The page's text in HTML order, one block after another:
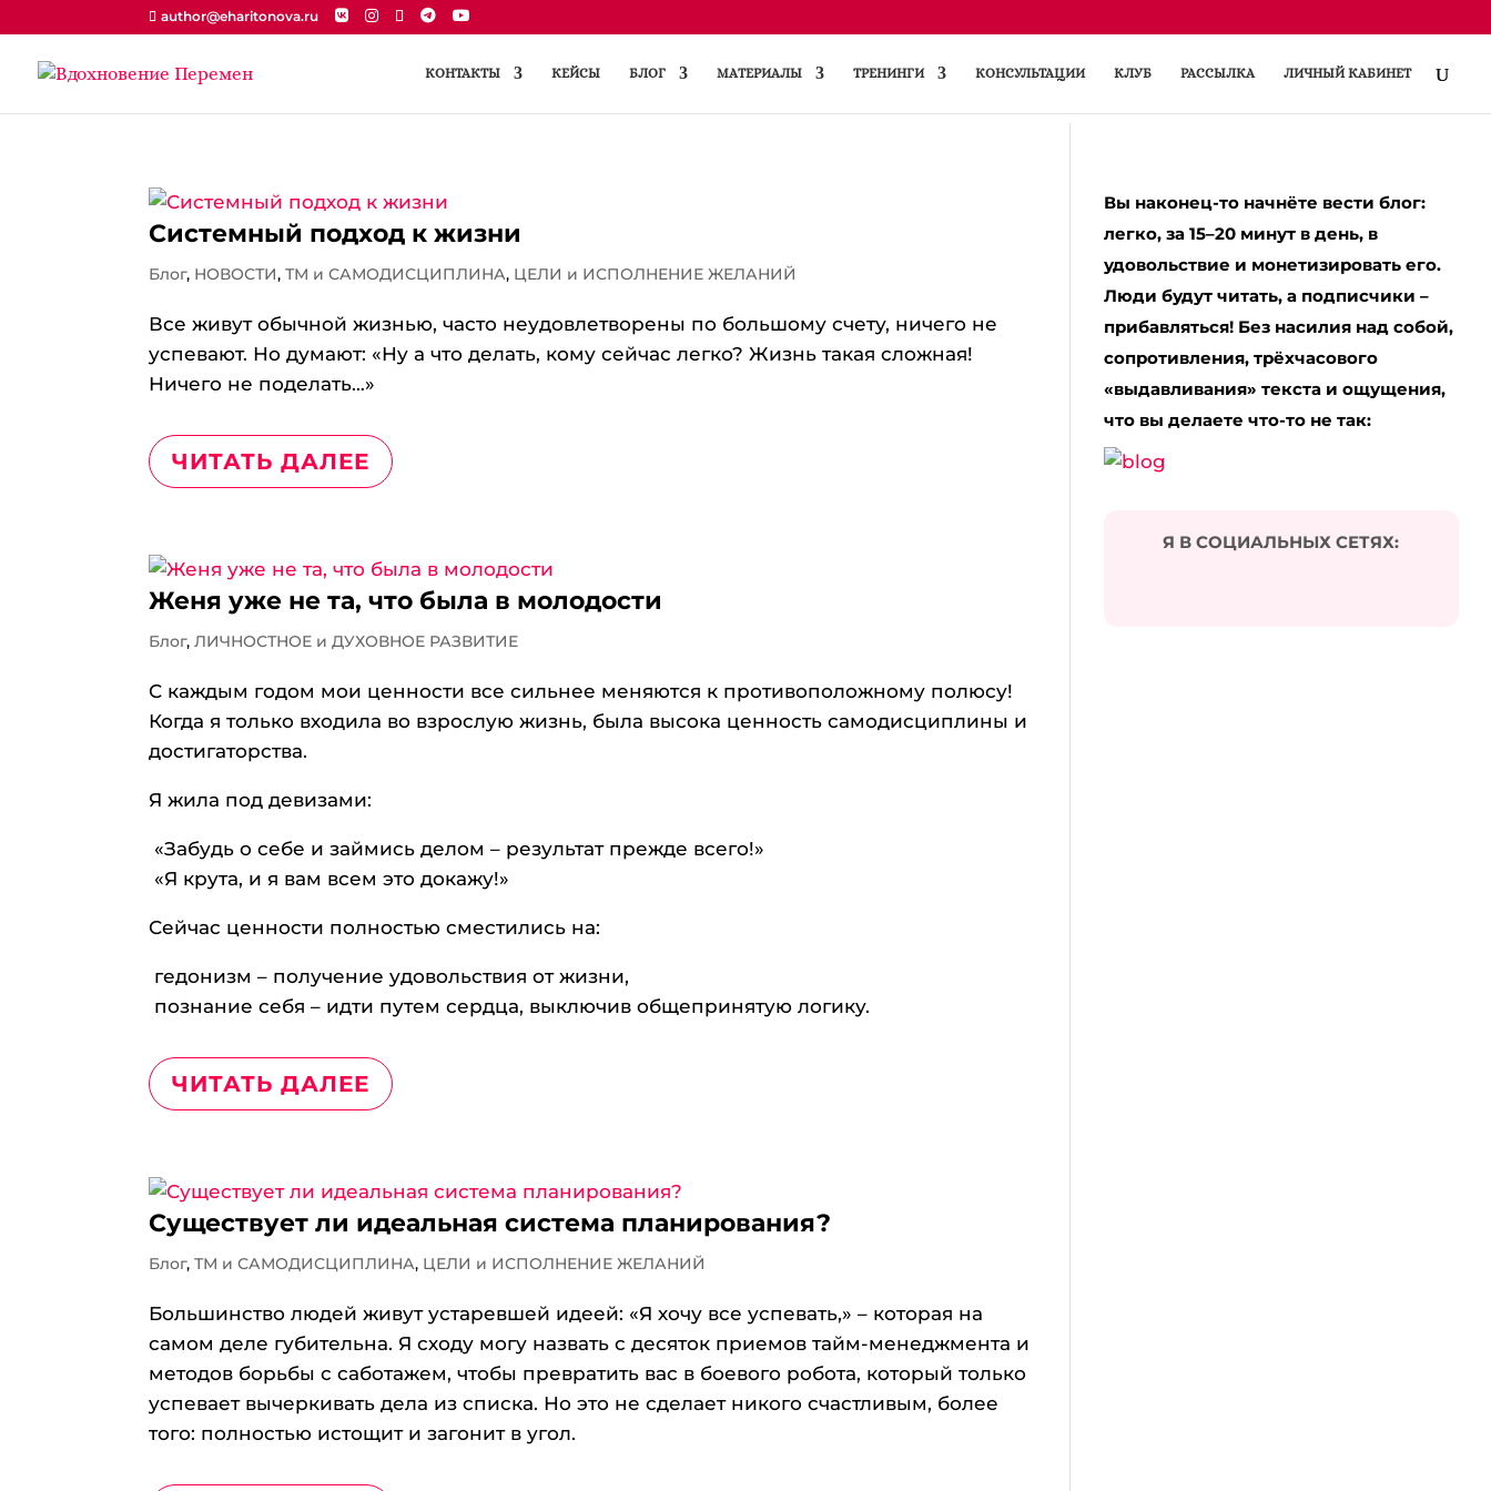
author@eharitonova.ru
КОНТАКТЫ КЕЙСЫ БЛОГ МАТЕРИАЛЫ ТРЕНИНГИ КОНСУЛЬТАЦИИ КЛУБ РАССЫЛКА ЛИЧНЫЙ КАБИНЕТ
Системный подход к жизни
Блог, НОВОСТИ,ТМ и САМОДИСЦИПЛИНА, ЦЕЛИ и ИСПОЛНЕНИЕ ЖЕЛАНИЙ
Все живут обычной жизнью, часто неудовлетворены по большому счету, ничего не
успевают. Но думают: «Ну а что делать, кому сейчас легко? Жизнь такая сложная!
Ничего не поделать…»
ЧИТАТЬ ДАЛЕЕ
Женя уже не та, что была в молодости
Блог,ЛИЧНОСТНОЕ и ДУХОВНОЕ РАЗВИТИЕ
С каждым годом мои ценности все сильнее меняются к противоположному полюсу!
Когда я только входила во взрослую жизнь, была высока ценность самодисциплины и
достигаторства.
Я жила под девизами:
«Забудь о себе и займись делом – результат прежде всего!»
«Я крута, и я вам всем это докажу!»
Сейчас ценности полностью сместились на:
гедонизм – получение удовольствия от жизни,
познание себя – идти путем сердца, выключив общепринятую логику.
ЧИТАТЬ ДАЛЕЕ
Существует ли идеальная система планирования?
Блог,ТМ и САМОДИСЦИПЛИНА, ЦЕЛИ и ИСПОЛНЕНИЕ ЖЕЛАНИЙ
Большинство людей живут устаревшей идеей: «Я хочу все успевать,» – которая на
самом деле губительна. Я сходу могу назвать с десяток приемов тайм-менеджмента и
методов борьбы с саботажем, чтобы превратить вас в боевого робота, который только
успевает вычеркивать дела из списка. Но это не сделает никого счастливым, более
того: полностью истощит и загонит в угол.
Вы наконец-то начнёте вести блог:
легко, за 15–20 минут в день, в
удовольствие и монетизировать его.
Люди будут читать, а подписчики –
прибавляться! Без насилия над собой,
сопротивления, трёхчасового
«выдавливания» текста и ощущения,
что вы делаете что-то не так:
Я В СОЦИАЛЬНЫХ СЕТЯХ: